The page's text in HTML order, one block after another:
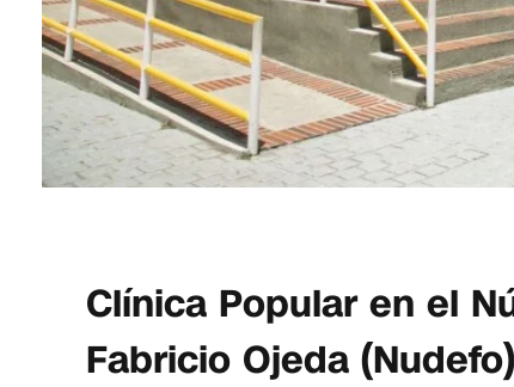
Clínica Popular en el
Fabricio Ojeda (Nudefo)